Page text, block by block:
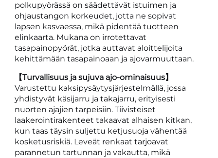
polkupyörässä on säädettävät istuimen ja
ohjaustangon korkeudet, jotta ne sopivat
lapsen kasvaessa, mikä pidentää tuotteen
elinkaarta. Mukana on irrotettavat
tasapainopyörät, jotka auttavat aloittelijoita
kehittämään tasapainoaan ja ajovarmuuttaan.
【Turvallisuus ja sujuva ajo-ominaisuus】
Varustettu kaksipysäytysjärjestelmällä, jossa
yhdistyvät käsijarru ja takajarru, erityisesti
nuorten ajajien tarpeisiin. Tiivisteiset
laakerointirakenteet takaavat alhaisen kitkan,
kun taas täysin suljettu ketjusuoja vähentää
kosketusriskiä. Leveät renkaat tarjoavat
parannetun tartunnan ja vakautta, mikä